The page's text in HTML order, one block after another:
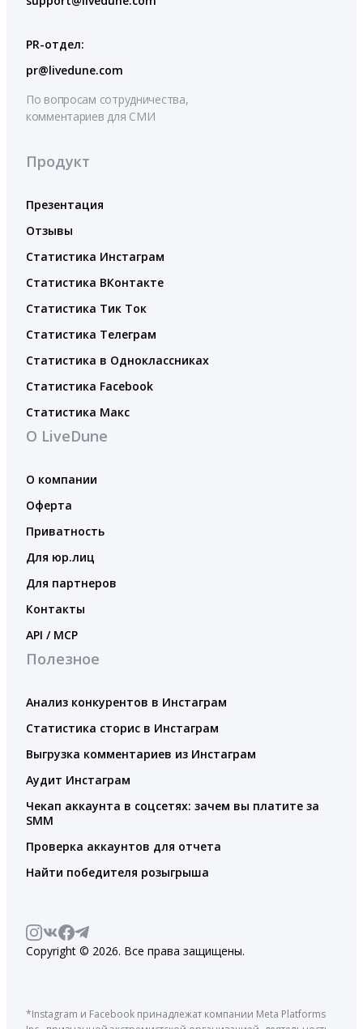
PR-отдел:
pr@livedune.com
По вопросам сотрудничества,
комментариев для СМИ
Продукт
Презентация
Отзывы
Статистика Инстаграм
Статистика ВКонтакте
Статистика Тик Ток
Статистика Телеграм
Статистика в Одноклассниках
Статистика Facebook
Статистика Макс
О LiveDune
О компании
Оферта
Приватность
Для юр.лиц
Для партнеров
Контакты
API / MCP
Полезное
Анализ конкурентов в Инстаграм
Статистика сторис в Инстаграм
Выгрузка комментариев из Инстаграм
Аудит Инстаграм
Чекап аккаунта в соцсетях: зачем вы платите за
SMM
Проверка аккаунтов для отчета
Найти победителя розыгрыша
Copyright © 2026. Все права защищены.
*Instagram и Facebook принадлежат компании Meta Platforms